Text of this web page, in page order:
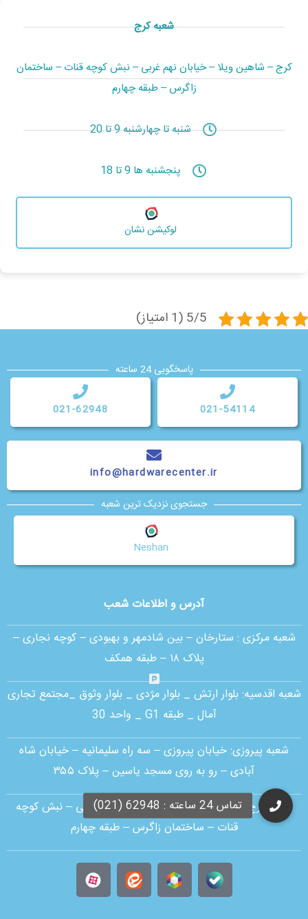
شعبه کرج
کرج – شاهین ویلا – خیابان نهم غربی – نبش کوچه قنات – ساختمان
زاگرس – طبقه چهارم
شنبه تا چهارشنبه 9 تا 20
پنجشنبه ها 9 تا 18
لوکیشن نشان
5/5 (1 امتیاز)
آدرس و اطلاعات شعب
شعبه مرکزی : ستارخان – بین شادمهر و بهبودی – کوچه نجاری –
پلاک ۱۸ – طبقه همکف
شعبه اقدسیه:بلوار ارتش _ بلوار مژدی _ بلوار وثوق _مجتمع تجاری
آمال _ طبقه G1 _ واحد 30
شعبه پیروزی: خیابان پیروزی – سه راه سلیمانیه – خیابان شاه
آبادی – رو به روی مسجد یاسین – پلاک ۳۵۵
شعبه کرج: کرج – شاهین ویلا – خیابان نهم غربی – نبش کوچه
قنات – ساختمان زاگرس – طبقه چهارم
پاسخگویی 24 ساعته
021-54114
021-62948
info@hardwarecenter.ir
جستجوی نزدیک ترین شعبه
Neshan